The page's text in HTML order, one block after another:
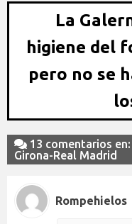
La
higiene del
pero no se
13 comentarios
Girona-Real Madrid
Rompehielos